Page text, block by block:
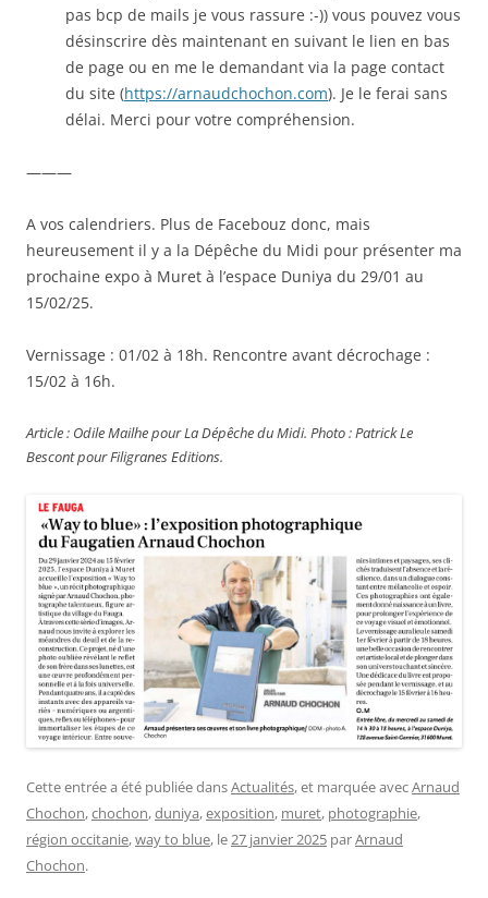
pas bcp de mails je vous rassure :-)) vous pouvez vous
désinscrire dès maintenant en suivant le lien en bas
de page ou en me le demandant via la page contact
du site (https://arnaudchochon.com). Je le ferai sans
délai. Merci pour votre compréhension.
———
A vos calendriers. Plus de Facebouz donc, mais
heureusement il y a la Dépêche du Midi pour présenter ma
prochaine expo à Muret à l’espace Duniya du 29/01 au
15/02/25.
Vernissage : 01/02 à 18h. Rencontre avant décrochage :
15/02 à 16h.
Article : Odile Mailhe pour La Dépêche du Midi. Photo : Patrick Le
Bescont pour Filigranes Editions.
Cette entrée a été publiée dansActualités, et marquée avecArnaud
Chochon,chochon,duniya,exposition, muret, photographie,
région occitanie,way to blue, le27 janvier 2025 parArnaud
Chochon.